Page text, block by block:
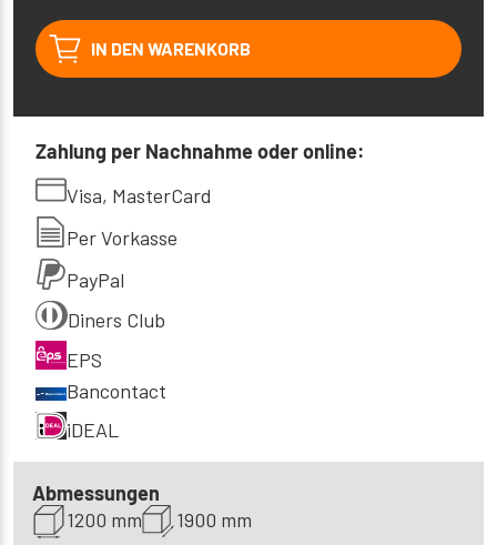
Premium Lattenrost 120x200 cm
Lattenrost Premium 140x190 cm 148 €
IN DEN WARENKORB
Zahlung per Nachnahme oder online:
Visa, MasterCard
Per Vorkasse
PayPal
Diners Club
EPS
Bancontact
iDEAL
Abmessungen
1200 mm
1900 mm